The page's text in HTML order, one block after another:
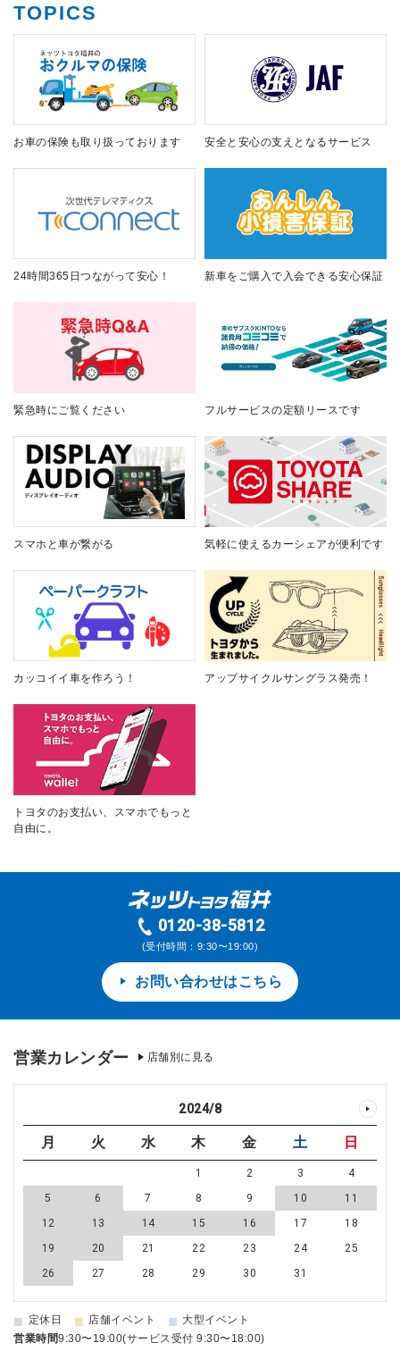
TOPICS
お車の保険も取り扱っております 安全と安心の支えとなるサービス
24時間365日つながって安心！ 新車をご購入で入会できる安心保証
緊急時にご覧ください フルサービスの定額リースです
スマホと車が繋がる 気軽に使えるカーシェアが便利です
カッコイイ車を作ろう！ アップサイクルサングラス発売！
トヨタのお支払い、スマホでもっと
自由に。
0120-38-5812
(受付時間：9:30〜19:00)
お問い合わせはこちら
営業カレンダー 店舗別に見る
2024/8
月 火 水 木 金 土 日
1 2 3
4
5
6 7 8 9 10
11
12
13 14 15 16 17
18
19
20 21 22 23 24
25
26
27 28 29 30 31
■ 定休日 ■ 店舗イベント ■ 大型イベント
営業時間9:30〜19:00(サービス受付 9:30〜18:00)